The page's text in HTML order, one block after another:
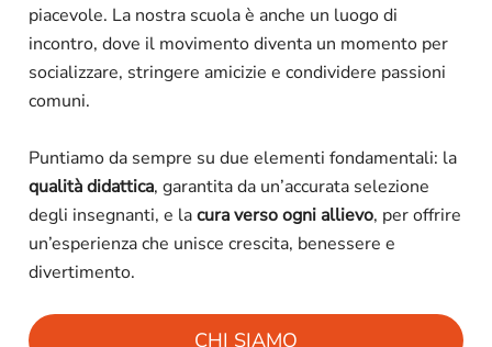
piacevole. La nostra scuola è anche un luogo di
incontro, dove il movimento diventa un momento per
socializzare, stringere amicizie e condividere passioni
comuni.
Puntiamo da sempre su due elementi fondamentali: la
qualità didattica, garantita da un’accurata selezione
degli insegnanti, e lacura verso ogni allievo, per offrire
un’esperienza che unisce crescita, benessere e
divertimento.
CHI SIAMO